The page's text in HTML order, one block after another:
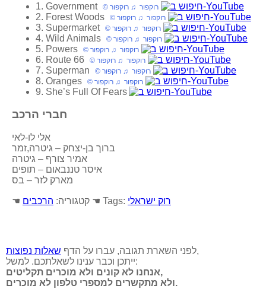
1. Government © רוקפור ♫ רוקפור
2. Forest Woods © רוקפור ♫ רוקפור
3. Supermarket © רוקפור ♫ רוקפור
4. Wild Animals © רוקפור ♫ רוקפור
5. Powers © רוקפור ♫ רוקפור
6. Route 66 © רוקפור ♫ רוקפור
7. Superman © רוקפור ♫ רוקפור
8. Oranges © רוקפור ♫ רוקפור
9. She’s Full Of Fears
חברי הרכב
אלי לו-לאי
ברוך בן-יצחק – גיטרה,זמר
אמיר צורף – גיטרה
איסר טננבאום – תופים
מארק לזר – בס
☚ קטגוריה: הרכבים ☚ Tags: רוק ישראלי
לפני השארת תגובה, עברו על הדף שאלות נפוצות
,
ייתכן וכבר ענינו לשאלתכם. למשל:
אנחנו לא קונים ולא מוכרים תקליטים,
ולא מתקשרים למספרי טלפון לא מוכרים.